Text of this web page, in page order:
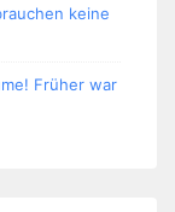
keine
Früher war